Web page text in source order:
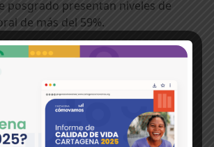
posgrado presentan niveles de
de más del 59%.
evidencian la relación entre
en el mercado laboral,
de reducir barreras de
las asociadas a los costos,
trayectorias educativas de la